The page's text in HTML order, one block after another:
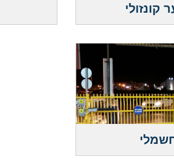
קונזולי